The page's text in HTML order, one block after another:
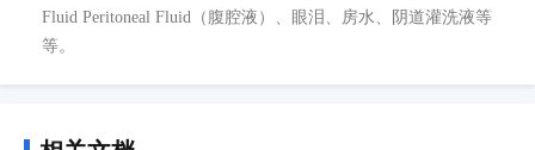
Fluid Peritoneal Fluid（腹腔液）、眼泪、房水、阴道灌洗液等
等。